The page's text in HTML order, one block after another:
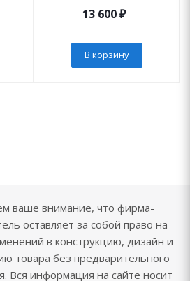
13 600₽
В корзину
ваше внимание, что фирма-
оставляет за собой право на
в конструкцию, дизайн и
товара без предварительного
Вся информация на сайте носит